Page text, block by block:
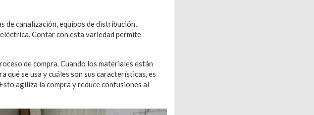
de canalización, equipos de distribución,
Contar con esta variedad permite
de compra. Cuando los materiales están
se usa y cuáles son sus características, es
agiliza la compra y reduce confusiones al